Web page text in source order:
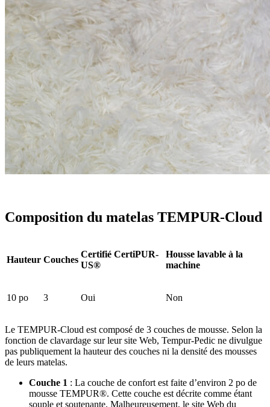
Composition du matelas TEMPUR-Cloud
Hauteur Couches
Certifié CertiPUR-
US®
Housse lavable à la
machine
10 po 3 Oui Non
Le TEMPUR-Cloud est composé de 3 couches de mousse. Selon la
fonction de clavardage sur leur site Web, Tempur-Pedic ne divulgue
pas publiquement la hauteur des couches ni la densité des mousses
de leurs matelas.
Couche 1 : La couche de confort est faite d’environ 2 po de
mousse TEMPUR®. Cette couche est décrite comme étant
souple et soutenante. Malheureusement, le site Web du